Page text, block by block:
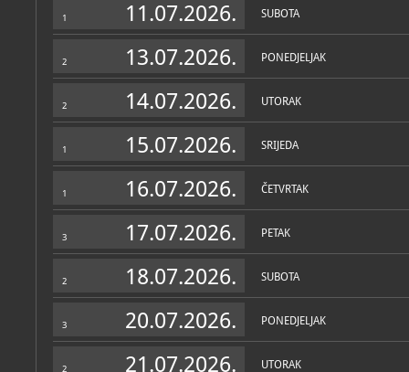
1 11.07.2026. SUBOTA
2 13.07.2026. PONEDJELJAK
2 14.07.2026. UTORAK
1 15.07.2026. SRIJEDA
1 16.07.2026. ČETVRTAK
3 17.07.2026. PETAK
2 18.07.2026. SUBOTA
3 20.07.2026. PONEDJELJAK
2 21.07.2026. UTORAK